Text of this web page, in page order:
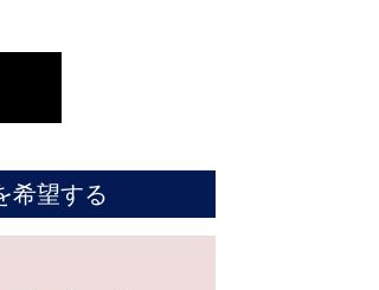
希望する